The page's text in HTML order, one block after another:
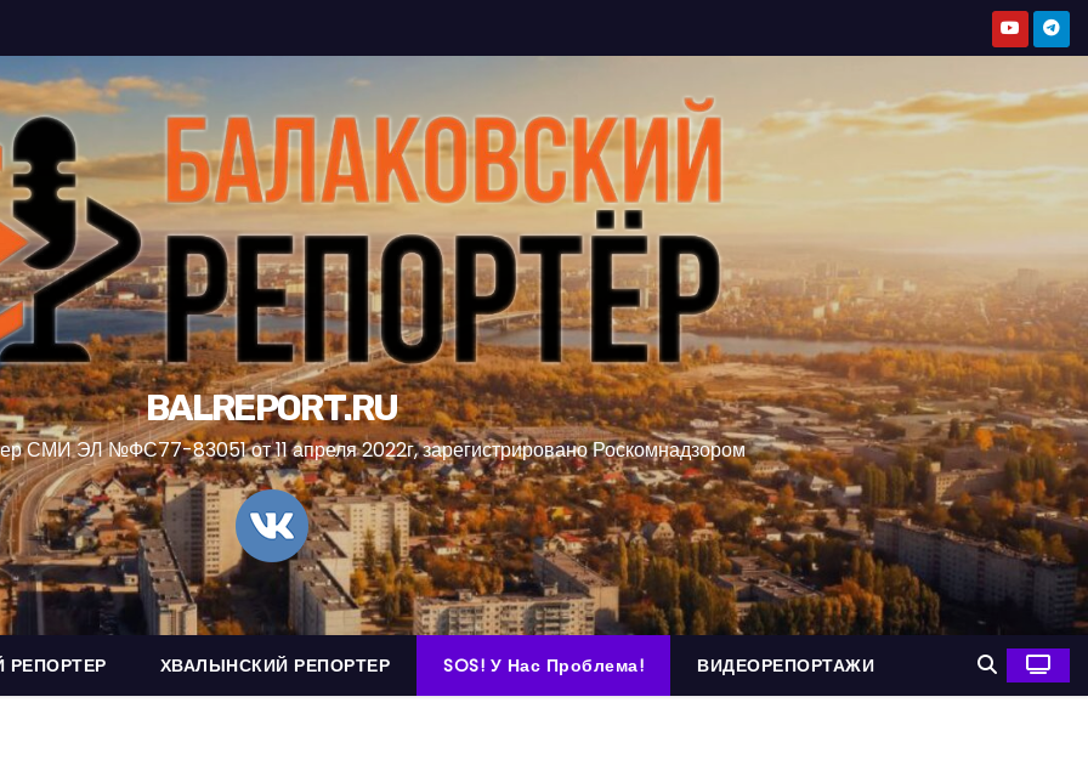
BALREPORT.RU
СМИ ЭЛ №ФС77-83051 от 11 апреля 2022г, зарегистрировано Роскомнадзором
РЕПОРТЕР ХВАЛЫНСКИЙ РЕПОРТЕР SOS! У Нас Проблема! ВИДЕОРЕПОРТАЖИ